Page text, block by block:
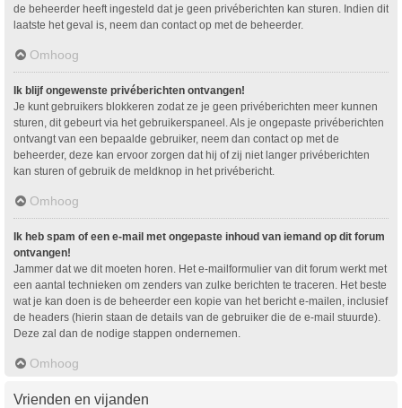
de beheerder heeft ingesteld dat je geen privéberichten kan sturen. Indien dit
laatste het geval is, neem dan contact op met de beheerder.
Omhoog
Ik blijf ongewenste privéberichten ontvangen!
Je kunt gebruikers blokkeren zodat ze je geen privéberichten meer kunnen
sturen, dit gebeurt via het gebruikerspaneel. Als je ongepaste privéberichten
ontvangt van een bepaalde gebruiker, neem dan contact op met de
beheerder, deze kan ervoor zorgen dat hij of zij niet langer privéberichten
kan sturen of gebruik de meldknop in het privébericht.
Omhoog
Ik heb spam of een e-mail met ongepaste inhoud van iemand op dit forum
ontvangen!
Jammer dat we dit moeten horen. Het e-mailformulier van dit forum werkt met
een aantal technieken om zenders van zulke berichten te traceren. Het beste
wat je kan doen is de beheerder een kopie van het bericht e-mailen, inclusief
de headers (hierin staan de details van de gebruiker die de e-mail stuurde).
Deze zal dan de nodige stappen ondernemen.
Omhoog
Vrienden en vijanden